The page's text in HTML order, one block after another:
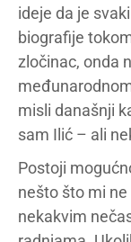
ideje da je
biografije
zločinac, onda
misli današnji
sam Ilić – ali
Postoji
nešto što mi
nekakvim